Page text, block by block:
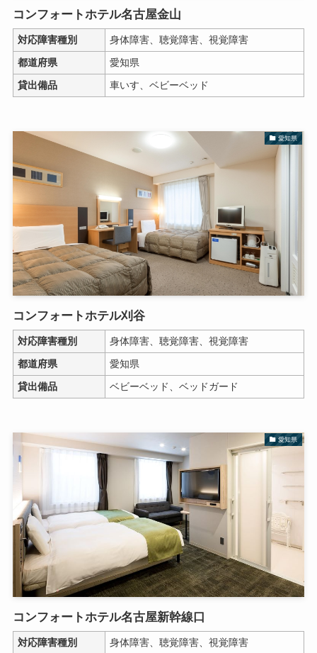
コンフォートホテル名古屋金山
対応障害種別
身体障害、聴覚障害、視覚障害
都道府県
愛知県
貸出備品
車いす、ベビーベッド
愛知県
コンフォートホテル刈谷
対応障害種別
身体障害、聴覚障害、視覚障害
都道府県
愛知県
貸出備品
ベビーベッド、ベッドガード
愛知県
コンフォートホテル名古屋新幹線口
対応障害種別 身体障害、聴覚障害、視覚障害